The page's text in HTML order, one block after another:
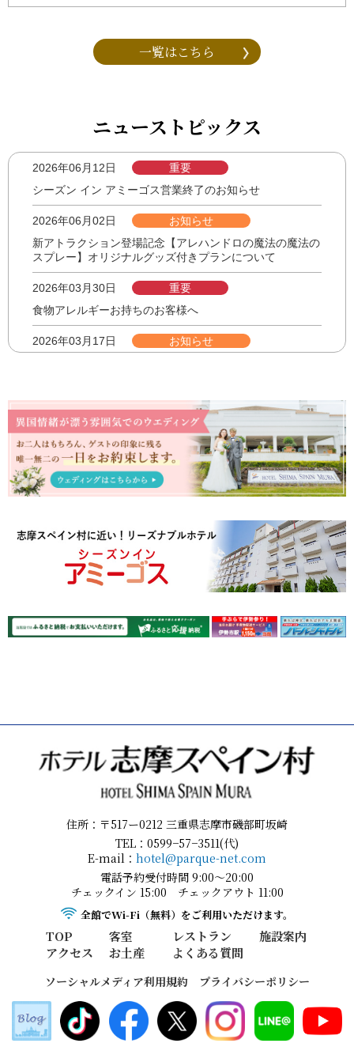
一覧はこちら
ニューストピックス
2026年06月12日
重要
シーズン イン アミーゴス営業終了のお知らせ
2026年06月02日
お知らせ
新アトラクション登場記念【アレハンドロの魔法の魔法の
スプレー】オリジナルグッズ付きプランについて
2026年03月30日
重要
食物アレルギーお持ちのお客様へ
2026年03月17日
お知らせ
2026年03月17日
お知らせ
キャラクターバースデー特典付き宿泊プランについて
2026年03月15日
お知らせ
ホテルでのフラメンコショー上演について
パパもママも安心♪小さなお子様のお泊まり応援プラン販
2026年02月13日
お知らせ
2026年01月14日
お知らせ
住所：〒517ー0212 三重県志摩市磯部町坂崎
TEL：0599−57−3511(代)
E-mail： hotel@parque-net.com
電話予約受付時間 9:00～20:00
チェックイン 15:00 チェックアウト 11:00
全館でWi-Fi（無料）をご利用いただけます。
TOP 客室 レストラン
施設案内
アクセス
お土産 よくある質問
ソーシャルメディア利用規約 プライバシーポリシー